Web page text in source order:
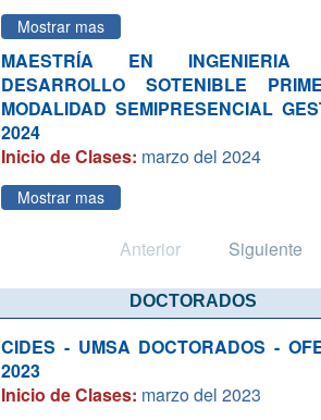
Mostrar mas
MAESTRÍA EN INGENIERIA
DESARROLLO SOTENIBLE
MODALIDAD SEMIPRESENCIAL
2024
Inicio de Clases: marzo del 2024
Mostrar mas
Anterior Siguiente
DOCTORADOS
CIDES - UMSA DOCTORADOS -
2023
Inicio de Clases: marzo del 2023